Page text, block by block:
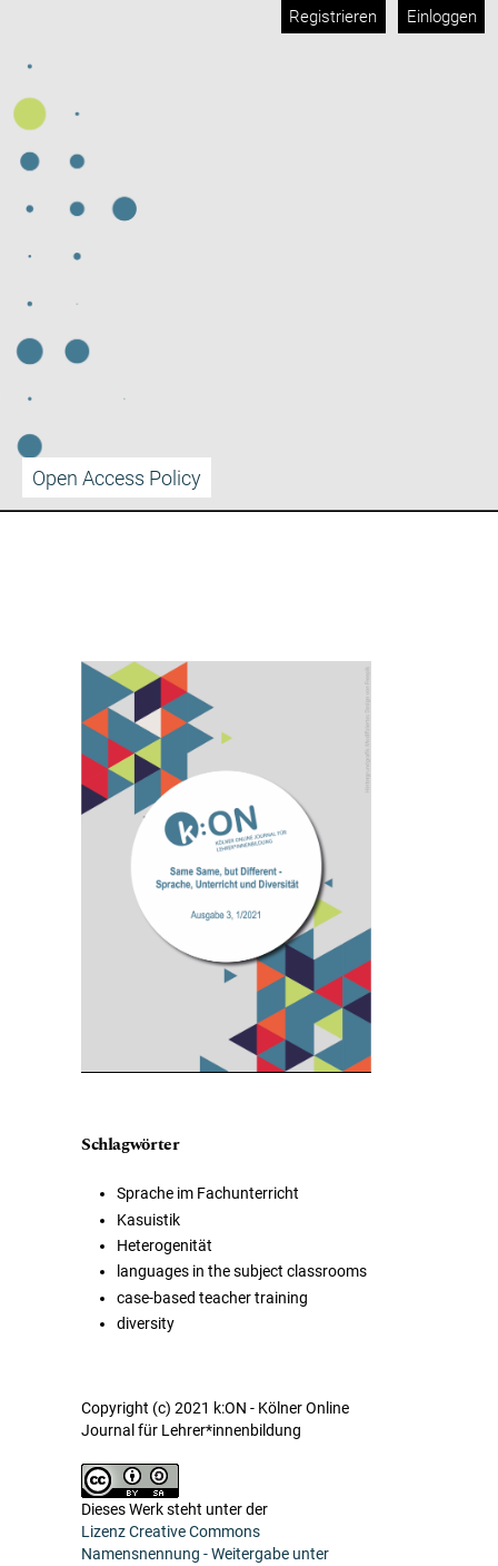
Registrieren Einloggen
Open Access Policy
Titelbild
Schlagwörter
Sprache im Fachunterricht
Kasuistik
Heterogenität
languages in the subject classrooms
case-based teacher training
diversity
Copyright (c) 2021 k:ON - Kölner Online
Journal für Lehrer*innenbildung
Dieses Werk steht unter der
Lizenz Creative Commons
Namensnennung - Weitergabe unter